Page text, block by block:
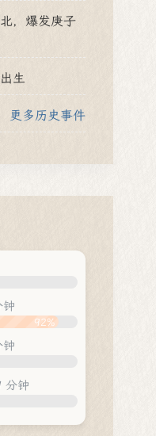
，爆发庚子
生
更多历史事件
92%
分钟